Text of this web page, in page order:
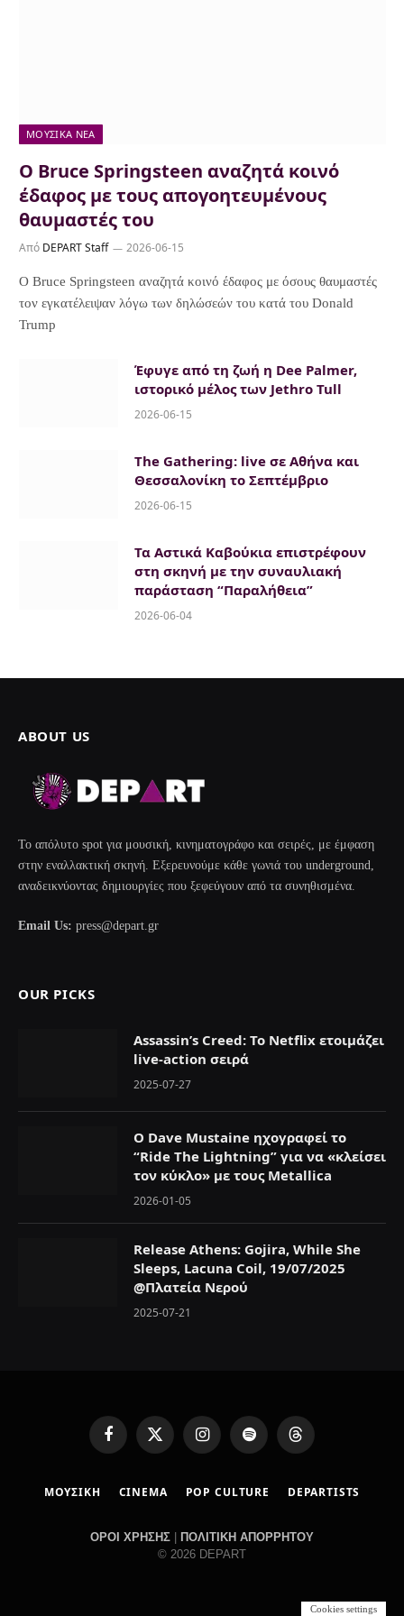
ΜΟΥΣΙΚΆ ΝΈΑ
Ο Bruce Springsteen αναζητά κοινό
έδαφος με τους απογοητευμένους
θαυμαστές του
Από DEPART Staff 2026-06-15
Ο Bruce Springsteen αναζητά κοινό έδαφος με όσους θαυμαστές
τον εγκατέλειψαν λόγω των δηλώσεών του κατά του Donald
Trump
Έφυγε από τη ζωή η Dee Palmer,
ιστορικό μέλος των Jethro Tull
2026-06-15
The Gathering: live σε Αθήνα και
Θεσσαλονίκη το Σεπτέμβριο
2026-06-15
Τα Αστικά Καβούκια επιστρέφουν
στη σκηνή με την συναυλιακή
παράσταση “Παραλήθεια”
2026-06-04
ABOUT US
Το απόλυτο spot για μουσική, κινηματογράφο και σειρές, με έμφαση
στην εναλλακτική σκηνή. Εξερευνούμε κάθε γωνιά του underground,
αναδεικνύοντας δημιουργίες που ξεφεύγουν από τα συνηθισμένα.
Email Us: press@depart.gr
OUR PICKS
Assassin’s Creed: To Netflix ετοιμάζει
live-action σειρά
2025-07-27
Ο Dave Mustaine ηχογραφεί το
“Ride The Lightning” για να «κλείσει
τον κύκλο» με τους Metallica
2026-01-05
Release Athens: Gojira, While She
Sleeps, Lacuna Coil, 19/07/2025
@Πλατεία Νερού
2025-07-21
F
o
X
w
t
e
I
t
r
a
S
t
y
T
e
s
ΜΟΥΣΙΚΗ CINEMA POP CULTURE DEPARTISTS
ΟΡΟΙ ΧΡΗΣΗΣ
ΠΟΛΙΤΙΚΗ ΑΠΟΡΡΗΤΟΥ
© 2026 DEPART
Cookies settings